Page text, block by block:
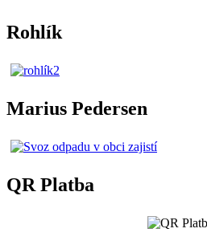
Rohlík
Marius Pedersen
QR Platba